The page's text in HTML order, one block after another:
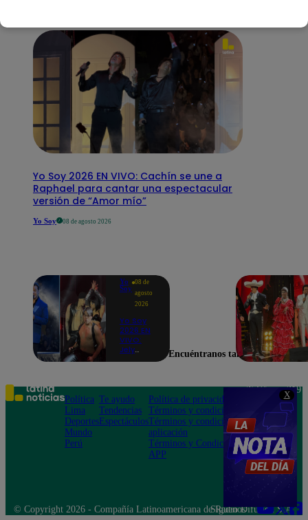
X
Yo Soy 2026 EN VIVO: Cachín se une a
Raphael para cantar una espectacular
versión de “Amor mío”
Yo Soy 08 de agosto 2026
Yo
Soy
08 de
agosto
2026
Yo Soy
2026 EN
VIVO:
Jely
Bravo
para
cantar
“Noelia”
y
presenta
“Gracias
Encuéntranos también en
Política
Lima
Deportes
Mundo
Perú
Te ayudo
Tendencias
Espectáculos
Política de privacidad
Términos y condiciones
Términos y condiciones
aplicación
Términos y Condiciones
APP
Teléfono: 219
Av. San
Felipe 968
Jesús María
© Copyright 2026 - Compañía Latinoamericana de Radio Difusión S.A.
Síguenos